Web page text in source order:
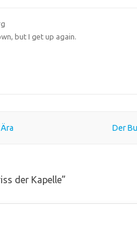
but I get up again.
Der
der Kapelle”